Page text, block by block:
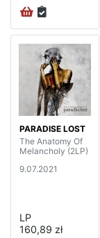
PARADISE LOST
The Anatomy Of
Melancholy (2LP)
9.07.2021
LP
160,89 zł